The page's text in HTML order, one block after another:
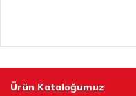
Ürün Kataloğumuz